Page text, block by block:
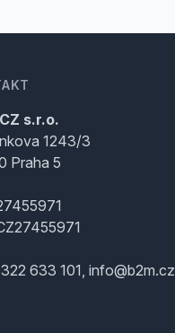
s.r.o.
1243/3
Praha 5
633 101, info@b2m.cz